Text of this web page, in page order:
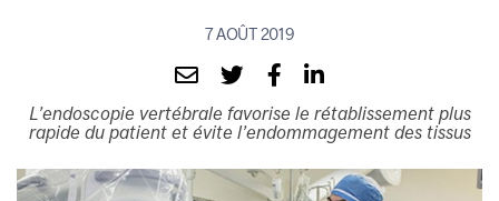
7 AOÛT 2019
L’endoscopie vertébrale favorise le rétablissement plus
rapide du patient et évite l’endommagement des tissus